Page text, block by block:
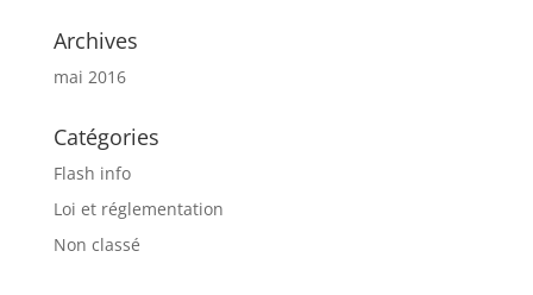
Archives
mai 2016
Catégories
Flash info
Loi et réglementation
Non classé